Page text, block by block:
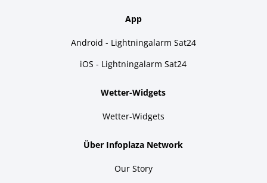
App
Android - Lightningalarm Sat24
iOS - Lightningalarm Sat24
Wetter-Widgets
Wetter-Widgets
Über Infoplaza Network
Our Story